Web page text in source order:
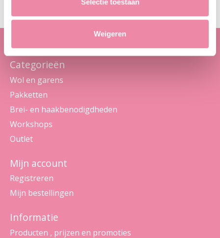
Weigeren
Categorieën
Wol en garens
Pakketten
Brei- en haakbenodigdheden
Workshops
Outlet
Mijn account
Registreren
Mijn bestellingen
Informatie
Producten , prijzen en promoties